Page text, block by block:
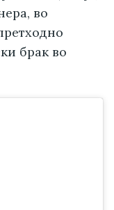
во
брак во